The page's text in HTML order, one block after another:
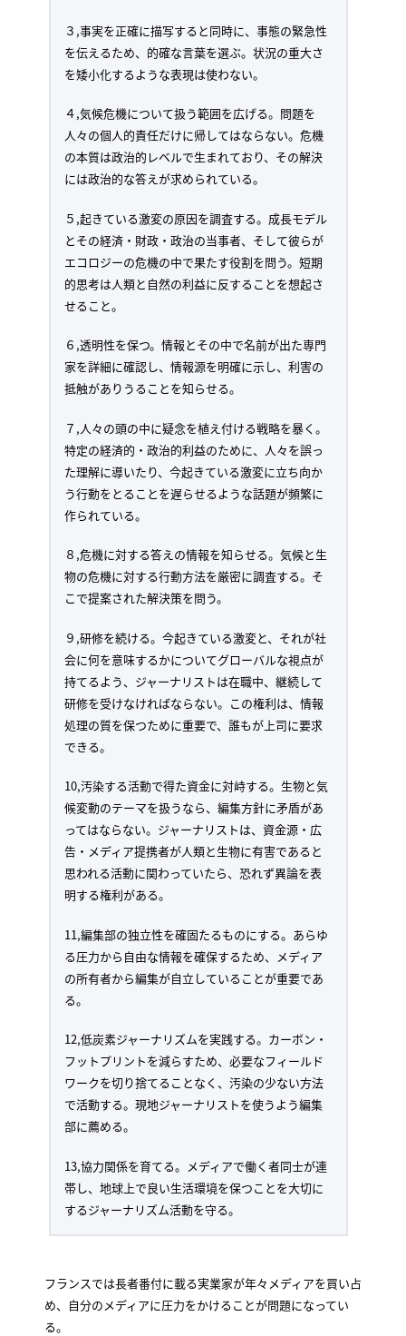
３,事実を正確に描写すると同時に、事態の緊急性
を伝えるため、的確な言葉を選ぶ。状況の重大さ
を矮小化するような表現は使わない。
４,気候危機について扱う範囲を広げる。問題を
人々の個人的責任だけに帰してはならない。危機
の本質は政治的レベルで生まれており、その解決
には政治的な答えが求められている。
５,起きている激変の原因を調査する。成長モデル
とその経済・財政・政治の当事者、そして彼らが
エコロジーの危機の中で果たす役割を問う。短期
的思考は人類と自然の利益に反することを想起さ
せること。
６,透明性を保つ。情報とその中で名前が出た専門
家を詳細に確認し、情報源を明確に示し、利害の
抵触がありうることを知らせる。
７,人々の頭の中に疑念を植え付ける戦略を暴く。
特定の経済的・政治的利益のために、人々を誤っ
た理解に導いたり、今起きている激変に立ち向か
う行動をとることを遅らせるような話題が頻繁に
作られている。
８,危機に対する答えの情報を知らせる。気候と生
物の危機に対する行動方法を厳密に調査する。そ
こで提案された解決策を問う。
９,研修を続ける。今起きている激変と、それが社
会に何を意味するかについてグローバルな視点が
持てるよう、ジャーナリストは在職中、継続して
研修を受けなければならない。この権利は、情報
処理の質を保つために重要で、誰もが上司に要求
できる。
10,汚染する活動で得た資金に対峙する。生物と気
候変動のテーマを扱うなら、編集方針に矛盾があ
ってはならない。ジャーナリストは、資金源・広
告・メディア提携者が人類と生物に有害であると
思われる活動に関わっていたら、恐れず異論を表
明する権利がある。
11,編集部の独立性を確固たるものにする。あらゆ
る圧力から自由な情報を確保するため、メディア
の所有者から編集が自立していることが重要であ
る。
12,低炭素ジャーナリズムを実践する。カーボン・
フットプリントを減らすため、必要なフィールド
ワークを切り捨てることなく、汚染の少ない方法
で活動する。現地ジャーナリストを使うよう編集
部に薦める。
13,協力関係を育てる。メディアで働く者同士が連
帯し、地球上で良い生活環境を保つことを大切に
するジャーナリズム活動を守る。
フランスでは長者番付に載る実業家が年々メディアを買い占
め、自分のメディアに圧力をかけることが問題になってい
る。